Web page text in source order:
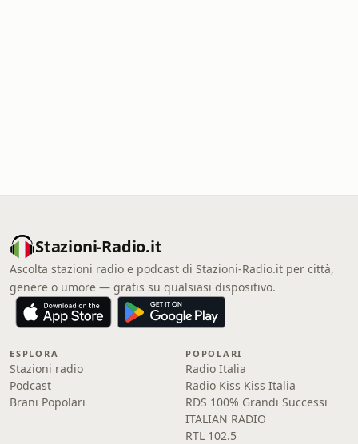
Stazioni-Radio.it
Ascolta stazioni radio e podcast di Stazioni-Radio.it per città,
genere o umore — gratis su qualsiasi dispositivo.
ESPLORA
Stazioni radio
Podcast
Brani Popolari
POPOLARI
Radio Italia
Radio Kiss Kiss Italia
RDS 100% Grandi Successi
ITALIAN RADIO
RTL 102.5